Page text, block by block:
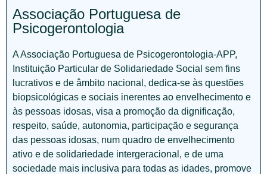
Associação Portuguesa de
Psicogerontologia
A Associação Portuguesa de Psicogerontologia-APP,
Instituição Particular de Solidariedade Social sem fins
lucrativos e de âmbito nacional, dedica-se às questões
biopsicológicas e sociais inerentes ao envelhecimento e
às pessoas idosas, visa a promoção da dignificação,
respeito, saúde, autonomia, participação e segurança
das pessoas idosas, num quadro de envelhecimento
ativo e de solidariedade intergeracional, e de uma
sociedade mais inclusiva para todas as idades, promove